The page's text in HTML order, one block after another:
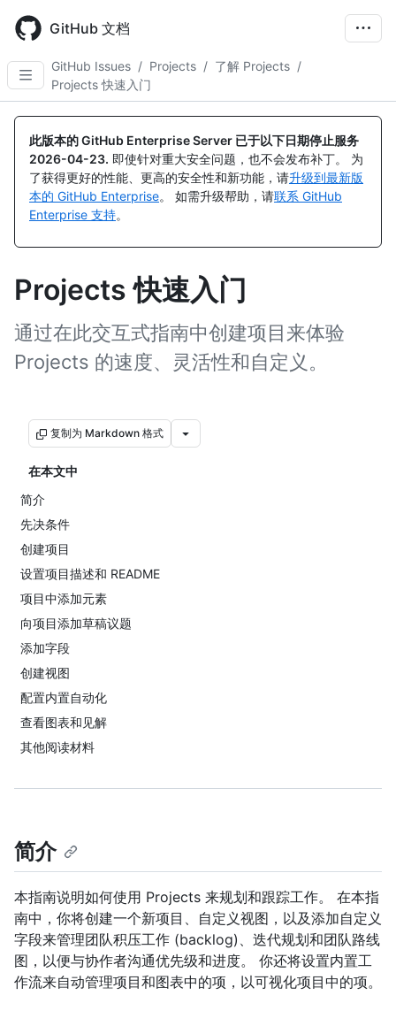
main
content
GitHub 文档
GitHub Issues / Projects / 了解 Projects /
Projects 快速入门
此版本的 GitHub Enterprise Server 已于以下日期停止服务
2026-04-23. 即使针对重大安全问题，也不会发布补丁。 为
了获得更好的性能、更高的安全性和新功能，请升级到最新版
本的 GitHub Enterprise。 如需升级帮助，请联系 GitHub
Enterprise 支持。
Projects 快速入门
通过在此交互式指南中创建项目来体验
Projects 的速度、灵活性和自定义。
复制为 Markdown 格式
在本文中
简介
先决条件
创建项目
设置项目描述和 README
项目中添加元素
向项目添加草稿议题
添加字段
创建视图
配置内置自动化
查看图表和见解
其他阅读材料
简介
本指南说明如何使用 Projects 来规划和跟踪工作。 在本指
南中，你将创建一个新项目、自定义视图，以及添加自定义
字段来管理团队积压工作 (backlog)、迭代规划和团队路线
图，以便与协作者沟通优先级和进度。 你还将设置内置工
作流来自动管理项目和图表中的项，以可视化项目中的项。